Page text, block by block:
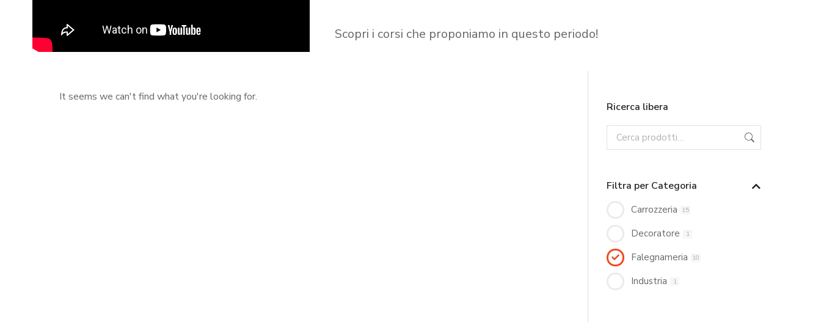
Scopri i corsi che proponiamo in questo periodo!
It seems we can't find what you're looking for.
Ricerca libera
Filtra per Categoria
Carrozzeria 15
Decoratore 1
Falegnameria 10
Industria 1